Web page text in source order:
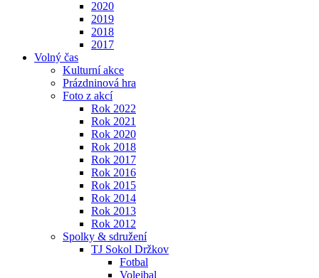
2020
2019
2018
2017
Volný čas
Kulturní akce
Prázdninová hra
Foto z akcí
Rok 2022
Rok 2021
Rok 2020
Rok 2018
Rok 2017
Rok 2016
Rok 2015
Rok 2014
Rok 2013
Rok 2012
Spolky & sdružení
TJ Sokol Držkov
Fotbal
Volejbal